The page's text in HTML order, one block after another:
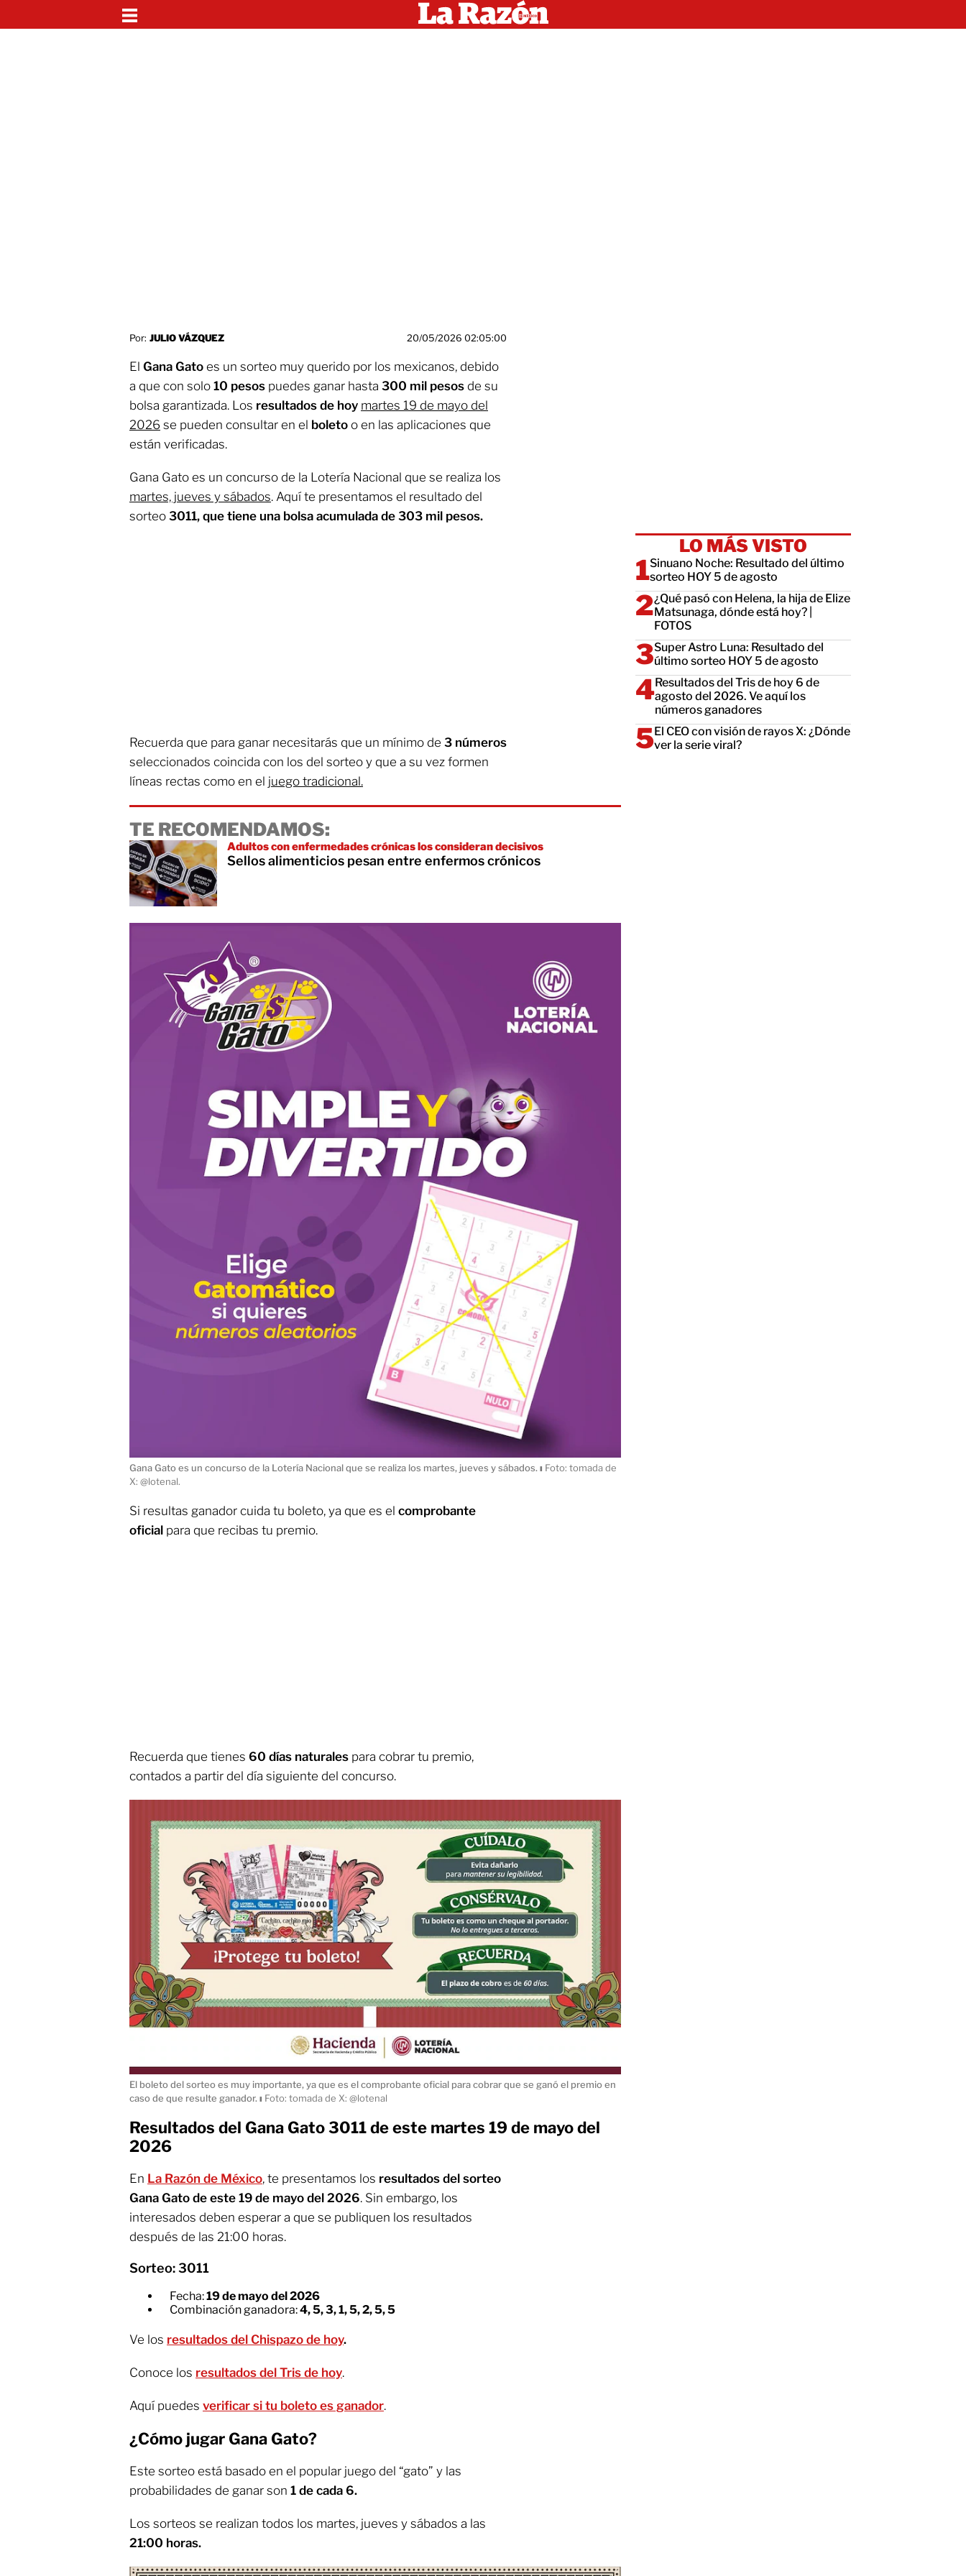
Por: JULIO VÁZQUEZ 20/05/2026 02:05:00
El Gana Gato es un sorteo muy querido por los mexicanos, debido
a que con solo 10 pesos puedes ganar hasta 300 mil pesos de su
bolsa garantizada. Los resultados de hoy martes 19 de mayo del
2026 se pueden consultar en el boleto o en las aplicaciones que
están verificadas.
Gana Gato es un concurso de la Lotería Nacional que se realiza los
martes, jueves y sábados. Aquí te presentamos el resultado del
sorteo 3011, que tiene una bolsa acumulada de 303 mil pesos.
Recuerda que para ganar necesitarás que un mínimo de 3 números
seleccionados coincida con los del sorteo y que a su vez formen
líneas rectas como en el juego tradicional.
TE RECOMENDAMOS:
Adultos con enfermedades crónicas los consideran decisivos
Sellos alimenticios pesan entre enfermos crónicos
Gana Gato es un concurso de la Lotería Nacional que se realiza los martes, jueves y sábados. ı Foto: tomada de
X: @lotenal.
Si resultas ganador cuida tu boleto, ya que es el comprobante
oficial para que recibas tu premio.
Recuerda que tienes 60 días naturales para cobrar tu premio,
contados a partir del día siguiente del concurso.
El boleto del sorteo es muy importante, ya que es el comprobante oficial para cobrar que se ganó el premio en
caso de que resulte ganador. ı Foto: tomada de X: @lotenal
Resultados del Gana Gato 3011 de este martes 19 de mayo del
2026
En La Razón de México, te presentamos los resultados del sorteo
Gana Gato de este 19 de mayo del 2026. Sin embargo, los
interesados deben esperar a que se publiquen los resultados
después de las 21:00 horas.
Sorteo: 3011
Fecha:19 de mayo del 2026
Combinación ganadora:4, 5, 3, 1, 5, 2, 5, 5
Ve los resultados del Chispazo de hoy.
Conoce los resultados del Tris de hoy.
Aquí puedes verificar si tu boleto es ganador.
¿Cómo jugar Gana Gato?
Este sorteo está basado en el popular juego del “gato” y las
probabilidades de ganar son 1 de cada 6.
Los sorteos se realizan todos los martes, jueves y sábados a las
21:00 horas.
LO MÁS VISTO
Sinuano Noche: Resultado del último
sorteo HOY 5 de agosto
¿Qué pasó con Helena, la hija de Elize
Matsunaga, dónde está hoy? |
FOTOS
Super Astro Luna: Resultado del
último sorteo HOY 5 de agosto
Resultados del Tris de hoy 6 de
agosto del 2026. Ve aquí los
números ganadores
El CEO con visión de rayos X: ¿Dónde
ver la serie viral?